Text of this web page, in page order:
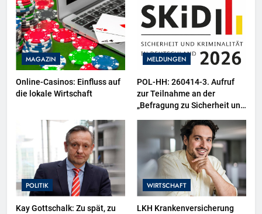
MAGAZIN
Online-Casinos: Einfluss auf
die lokale Wirtschaft
MELDUNGEN
POL-HH: 260414-3. Aufruf
zur Teilnahme an der
„Befragung zu Sicherheit und
(SKiD) 2026“
POLITIK
Kay Gottschalk: Zu spät, zu
WIRTSCHAFT
LKH Krankenversicherung